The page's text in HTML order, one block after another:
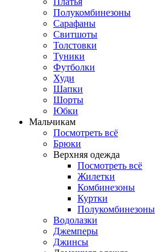
Полукомбинезоны
Сарафаны
Свитшоты
Толстовки
Туники
Футболки
Худи
Шапки
Шорты
Юбки
Мальчикам
Посмотреть всё
Брюки
Верхняя одежда
Посмотреть всё
Жилетки
Комбинезоны
Куртки
Полукомбинезоны
Водолазки
Джемперы
Джинсы